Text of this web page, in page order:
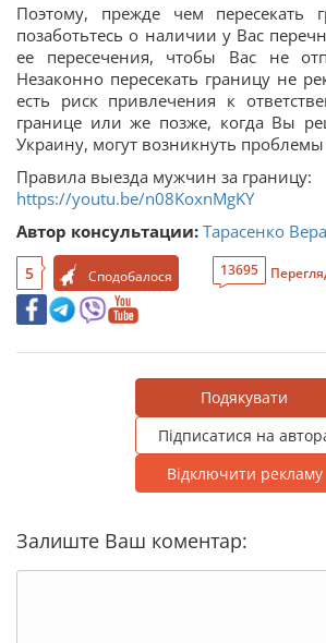
Поэтому, прежде чем пересекать
позаботьтесь о наличии у Вас
ее пересечения, чтобы Вас не
Незаконно пересекать границу не
есть риск привлечения к
границе или же позже, когда Вы
Украину, могут возникнуть
Правила выезда мужчин за границу:
https://youtu.be/n08KoxnMgKY
Автор консультации: Тарасенко
5 Сподобалося 13695
Подякувати
Підписатися на
Відключити рекламу
Залиште Ваш коментар: